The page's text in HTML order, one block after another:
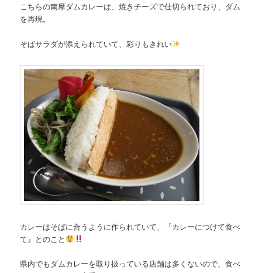
こちらの南摩ダムカレーは、焼きチーズで仕切られており、ダム
を再現。
そばサラダが添えられていて、彩りもきれい
カレーはそばに合うように作られていて、『カレーにつけて食べ
て』とのこと
県内でもダムカレーを取り扱っている店舗は多くないので、食べ